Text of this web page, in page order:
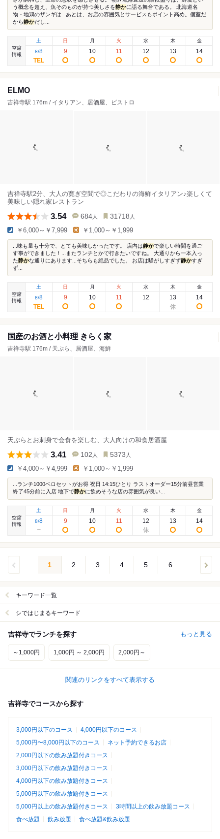
う概念を超え、魚そのものが持つ美しさを静かに語る舞台である。 北海道名
物・地鶏のザンギは...あとは、お店の雰囲気とサービスもポイント高め。個室だ
から静かだし...
空席
情報
土
8/8
日
9
月
10
火
11
水
12
木
13
金
14
ELMO
吉祥寺駅 176m / イタリアン、居酒屋、ビストロ
吉祥寺駅2分、大人の寛ぎ空間で◎こだわりの海鮮イタリアン♪楽しくて
美味しい隠れ家レストラン
3.54 684 人 31718 人
￥6,000～￥7,999 ￥1,000～￥1,999
...味も量も十分で、とても美味しかったです。 店内は静かで楽しい時間を過ご
す事ができました！...またランチとかで行きたいですね。 大通りから一本入っ
た静かな通りにあります...そちらも絶品でした。 お店は騒がしすぎず静かすぎ
ず...
空席
情報
土
8/8
日
9
月
10
火
11
水
12
木
13
金
14
国産のお酒と小料理 きらく家
吉祥寺駅 176m / 天ぷら、居酒屋、海鮮
天ぷらとお刺身で会食を楽しむ、大人向けの和食居酒屋
3.41 102 人 5373 人
￥4,000～￥4,999 ￥1,000～￥1,999
...ランチ1000ベロセットがお得 祝日 14:15ひとり ラストオーダー15分前昼営業
終了45分前に入店 地下で静かに飲めそうな店の雰囲気が良い...
空席
情報
土
8/8
日
9
月
10
火
11
水
12
木
13
金
14
1 2 3 4 5 6
キーワード一覧
シではじまるキーワード
吉祥寺でランチを探す もっと見る
～1,000円 1,000円 ～ 2,000円 2,000円～
関連のリンクをすべて表示する
吉祥寺でコースから探す
3,000円以下のコース
4,000円以下のコース
5,000円〜8,000円以下のコース
ネット予約できるお店
2,000円以下の飲み放題付きコース
3,000円以下の飲み放題付きコース
4,000円以下の飲み放題付きコース
5,000円以下の飲み放題付きコース
5,000円以上の飲み放題付きコース
3時間以上の飲み放題コース
食べ放題
飲み放題 食べ放題&飲み放題